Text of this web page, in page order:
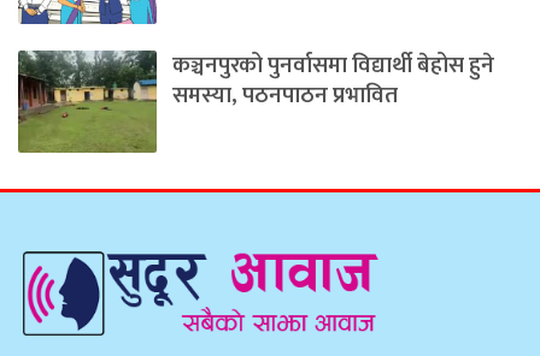
कञ्चनपुरको पुनर्वासमा विद्यार्थी बेहोस हुने
समस्या, पठनपाठन प्रभावित